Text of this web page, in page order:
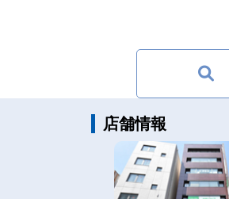
店舗情報